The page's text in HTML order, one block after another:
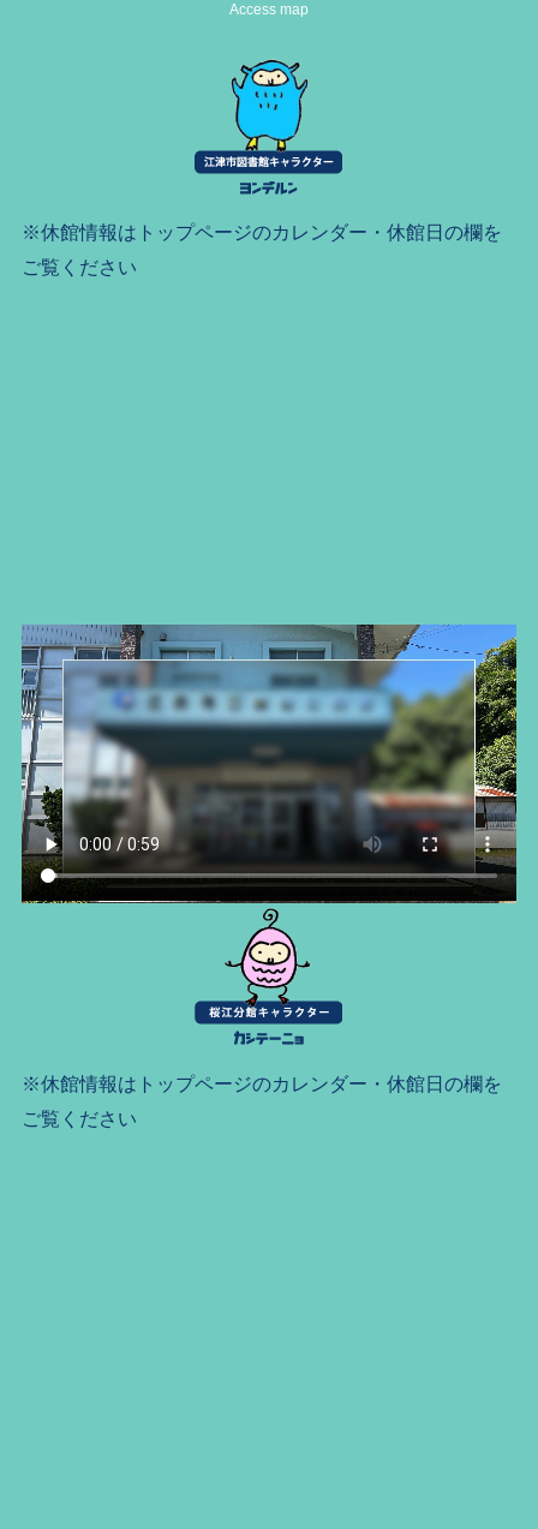
Access map
※休館情報はトップページのカレンダー・休館日の欄を
ご覧ください
※休館情報はトップページのカレンダー・休館日の欄を
ご覧ください